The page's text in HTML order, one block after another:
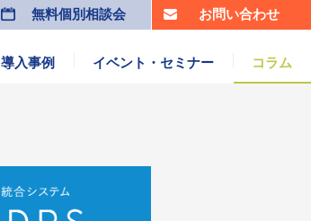
無料個別相談会 お問い合わせ
導入事例 イベント・セミナー コラム